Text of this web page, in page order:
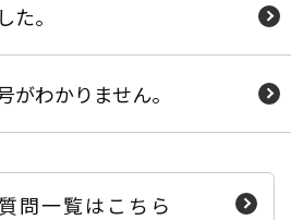
。
がわかりません。
問一覧はこちら